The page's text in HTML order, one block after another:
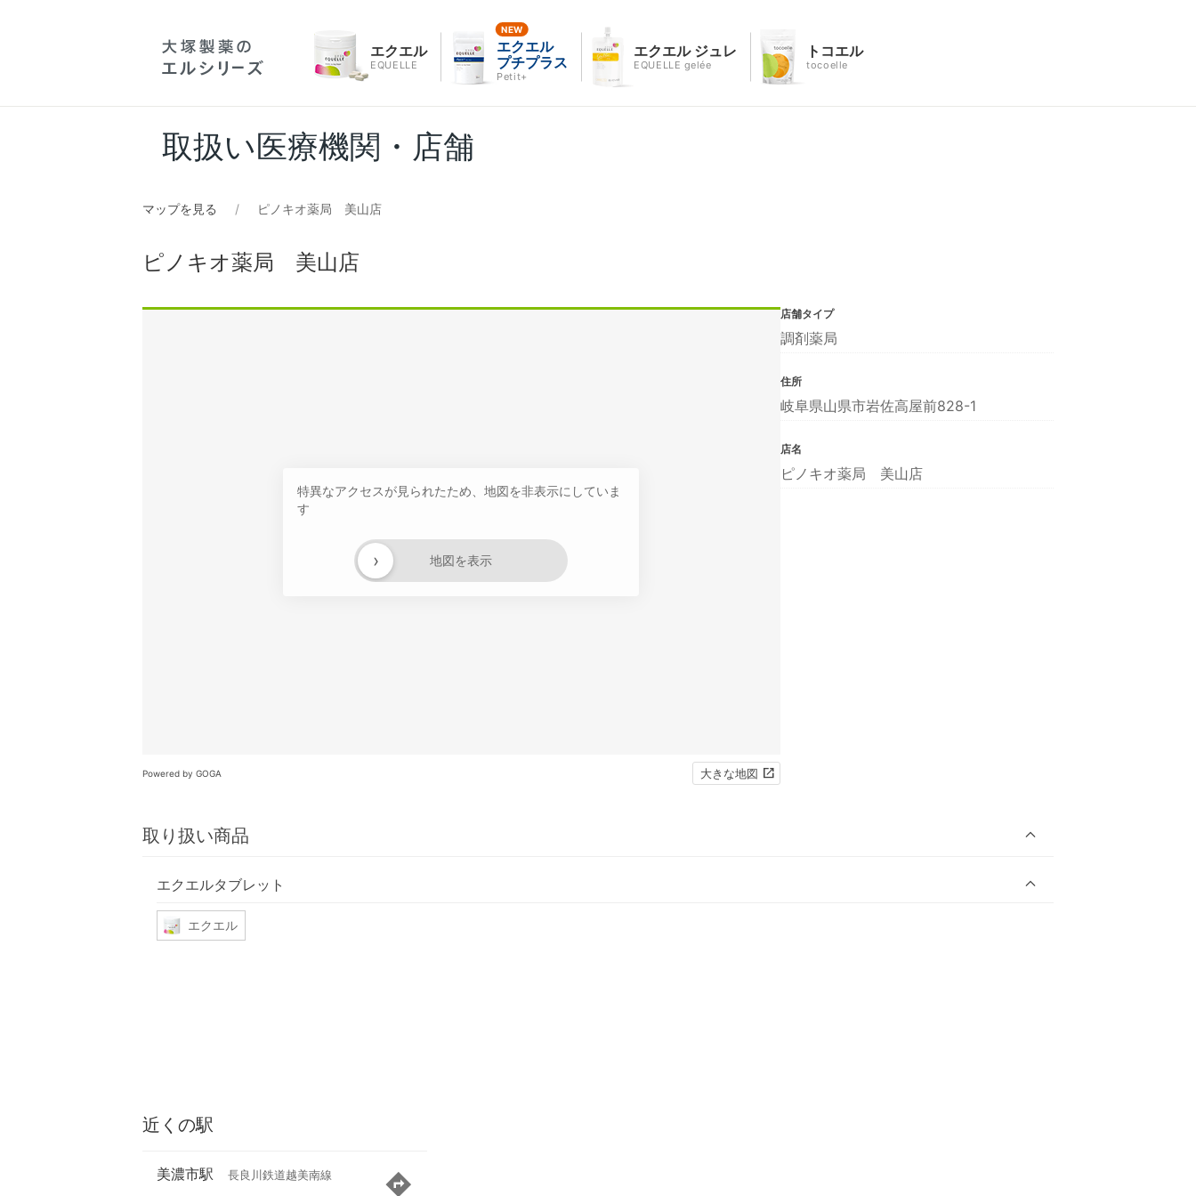
エクエル
EQUELLE
エクエル
プチプラス
Petit+
エクエル ジュレ
EQUELLE gelée
トコエル
tocoelle
取扱い医療機関・店舗
マップを見る ピノキオ薬局 美山店
ピノキオ薬局 美山店
特異なアクセスが見られたため、地図を非表示にしていま
す
地図を表示
›
Powered by GOGA 大きな地図
取り扱い商品
エクエルタブレット
エクエル
店舗タイプ
調剤薬局
住所
岐阜県山県市岩佐高屋前828-1
店名
ピノキオ薬局 美山店
近くの駅
美濃市駅 長良川鉄道越美南線